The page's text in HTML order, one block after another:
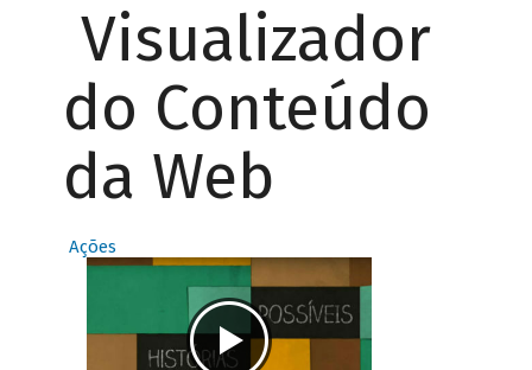
Visualizador
do Conteúdo
da Web
Ações